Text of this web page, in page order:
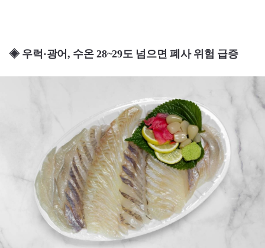
◈ 우럭·광어, 수온 28~29도 넘으면 폐사 위험 급증